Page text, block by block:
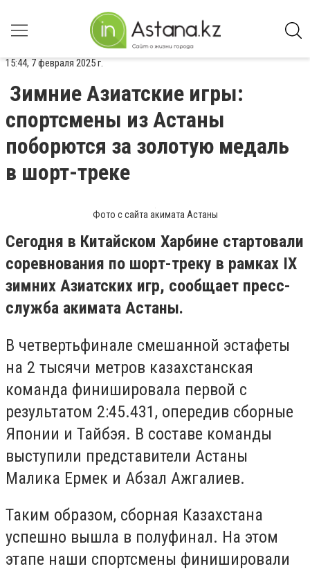
15:44, 7 февраля 2025 г.
Зимние Азиатские игры:
спортсмены из Астаны
поборются за золотую медаль
в шорт-треке
Фото с сайта акимата Астаны
Сегодня в Китайском Харбине стартовали
соревнования по шорт-треку в рамках IX
зимних Азиатских игр, сообщает пресс-
служба акимата Астаны.
В четвертьфинале смешанной эстафеты
на 2 тысячи метров казахстанская
команда финишировала первой с
результатом 2:45.431, опередив сборные
Японии и Тайбэя. В составе команды
выступили представители Астаны
Малика Ермек и Абзал Ажгалиев.
Таким образом, сборная Казахстана
успешно вышла в полуфинал. На этом
этапе наши спортсмены финишировали